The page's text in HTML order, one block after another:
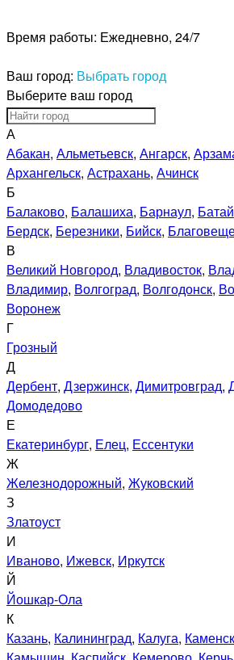
Время работы: Ежедневно, 24/7
Ваш город: Выбрать город
Выберите ваш город
А
Абакан, Альметьевск, Ангарск,
Архангельск, Астрахань, Ачинск
Б
Балаково, Балашиха, Барнаул,
Бердск, Березники, Бийск,
В
Великий Новгород, Владивосток,
Владимир, Волгоград, Волгодонск,
Воронеж
Г
Грозный
Д
Дербент, Дзержинск, Димитровград,
Домодедово
Е
Екатеринбург, Елец, Ессентуки
Ж
Железнодорожный, Жуковский
З
Златоуст
И
Иваново, Ижевск, Иркутск
Й
Йошкар-Ола
К
Казань, Калининград, Калуга,